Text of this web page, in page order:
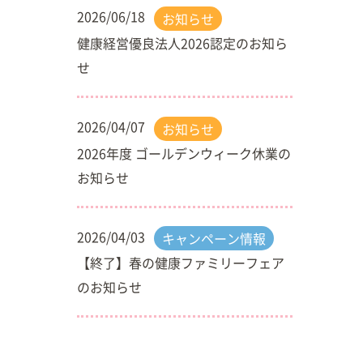
2026/06/18
お知らせ
健康経営優良法人2026認定のお知ら
せ
2026/04/07
お知らせ
2026年度 ゴールデンウィーク休業の
お知らせ
2026/04/03
キャンペーン情報
【終了】春の健康ファミリーフェア
のお知らせ